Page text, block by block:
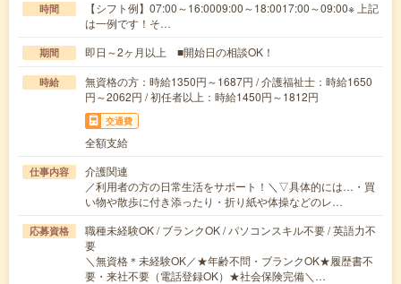
時間
【シフト例】07:00～16:0009:00～18:0017:00～09:00※ 上記
は一例です！そ…
期間 即日～2ヶ月以上 ■開始日の相談OK！
時給
無資格の方：時給1350円～1687円 / 介護福祉士：時給1650
円～2062円 / 初任者以上：時給1450円～1812円
交通費
全額支給
仕事内容
介護関連
／利用者の方の日常生活をサポート！＼▽具体的には…・買
い物や散歩に付き添ったり・折り紙や体操などのレ…
応募資格
職種未経験OK / ブランクOK / パソコンスキル不要 / 英語力不
要
＼無資格＊未経験OK／★年齢不問・ブランクOK★履歴書不
要・来社不要（電話登録OK）★社会保険完備＼…